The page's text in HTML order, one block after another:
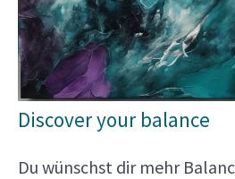
Discover your balance
Du wünschst dir mehr